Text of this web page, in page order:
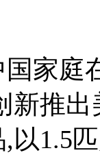
家庭
新推
以1.5